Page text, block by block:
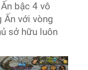
bậc 4 vô
Ấn với vòng
sở hữu luôn